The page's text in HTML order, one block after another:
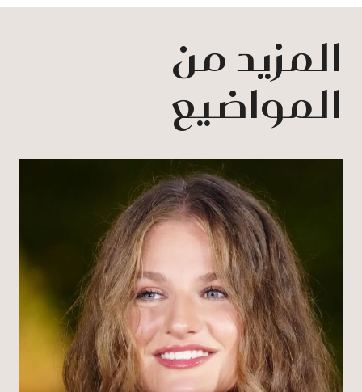
المزيد من
المواضيع